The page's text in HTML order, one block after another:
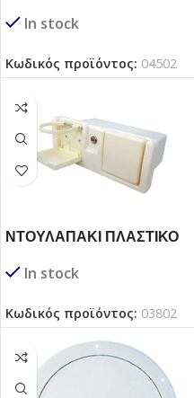
In stock
Κωδικός προϊόντος: 04502
ΝΤΟΥΛΑΠΑΚΙ ΠΛΑΣΤΙΚΟ
ΑΝΑΔΙΠΛΟΥΜΕΝΗ
In stock
Κωδικός προϊόντος: 03802